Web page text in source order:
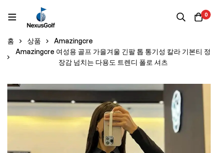
0
홈 상품
Amazingcre
Amazingcre 여성용 골프 가을겨울 긴팔 톱 통기성 칼라 기본티 정
장감 넘치는 다용도 트렌디 폴로 셔츠